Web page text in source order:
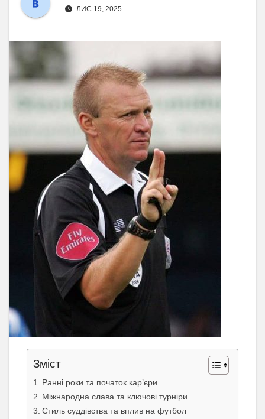
ЛИС 19, 2025
Зміст
Ранні роки та початок кар’єри
Міжнародна слава та ключові турніри
Стиль суддівства та вплив на футбол